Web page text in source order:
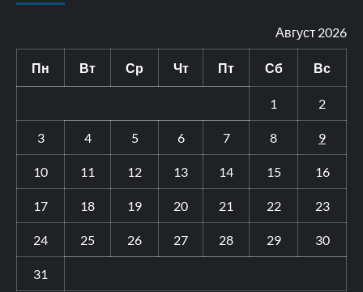
Август 2026
Пн Вт Ср Чт Пт Сб Вс
1 2
3 4 5 6 7 8 9
10 11 12 13 14 15 16
17 18 19 20 21 22 23
24 25 26 27 28 29 30
31